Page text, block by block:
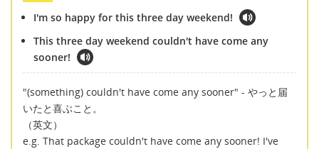
I'm so happy for this three day weekend!
This three day weekend couldn't have come any
sooner!
"(something) couldn't have come any sooner" - やっと届
いたと喜ぶこと。
（英文）
e.g. That package couldn't have come any sooner! I've